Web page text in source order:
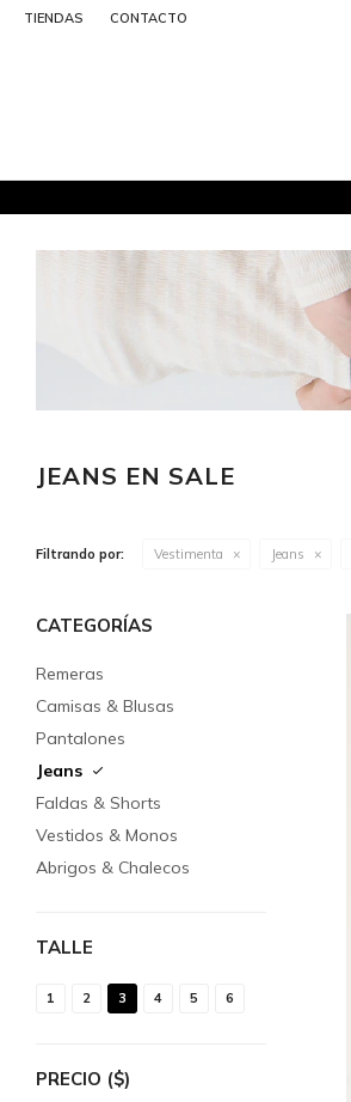
TIENDAS CONTACTO
JEANS EN SALE
Filtrando por: Vestimenta Jeans
CATEGORÍAS
Remeras
Camisas & Blusas
Pantalones
Jeans
Faldas & Shorts
Vestidos & Monos
Abrigos & Chalecos
TALLE
1 2 3 4 5 6
PRECIO ($)